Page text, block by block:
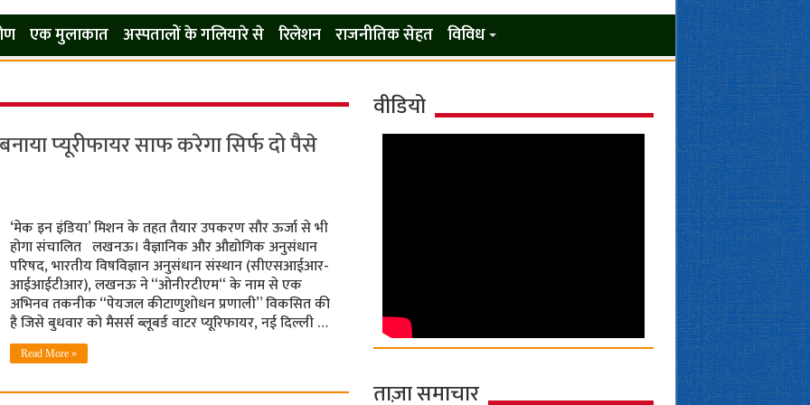
एक मुलाकात अस्पतालों के गलियारे से रिलेशन राजनीतिक सेहत विविध
प्‍यूरीफायर साफ करेगा सिर्फ दो पैसे
‘मेक इन इंडिया’ मिशन के तहत तैयार उपकरण सौर ऊर्जा से भी
होगा संचालित लखनऊ। वैज्ञानिक और औद्योगिक अनुसंधान
परिषद, भारतीय विषविज्ञान अनुसंधान संस्थान (सीएसआईआर-
आईआईटीआर), लखनऊ ने “ओनीरटीएम“ के नाम से एक
अभिनव तकनीक “पेयजल कीटाणुशोधन प्रणाली” विकसित की
है जिसे बुधवार को मैसर्स ब्लूबर्ड वाटर प्यूरिफायर, नई दिल्ली …
Read More »
वीडियो
ताज़ा समाचार